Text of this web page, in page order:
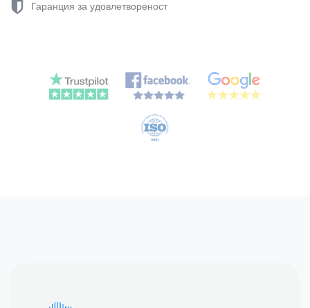
Гаранция за удовлетвореност